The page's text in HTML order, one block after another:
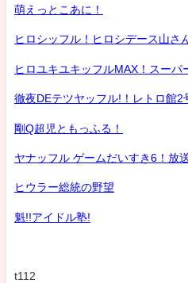
萌えっとこあに！
ヒロシッフル！ヒロシデース山さ
ヒロユキユキッフルMAX！スーパ
徹夜DEテツヤッフル!！レトロ館2
剛Q超児ともっふる！
ヤナッフル ゲームだいすき6！放
ヒウラー総統の野望
魁!!アイドル塾!
t112